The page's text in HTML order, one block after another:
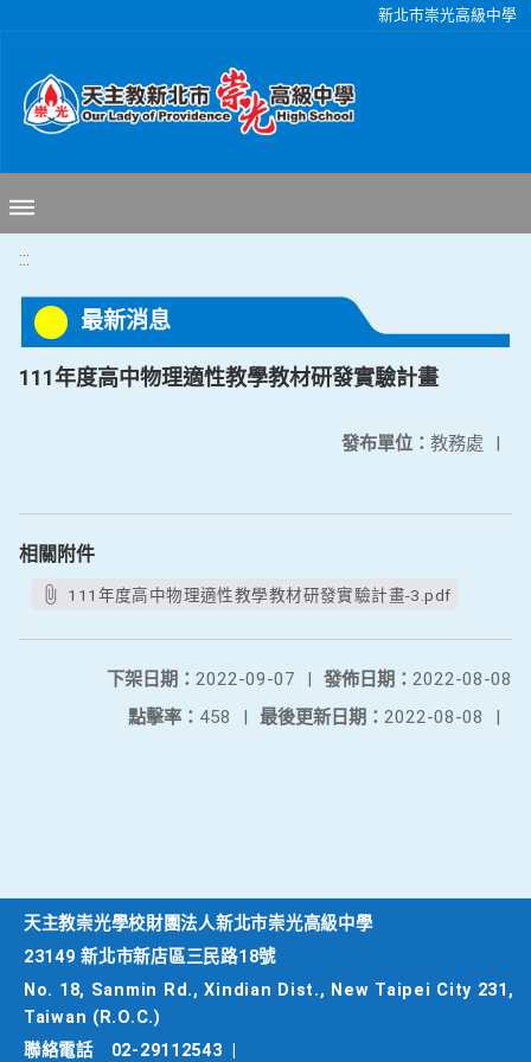
新北市崇光高級中學
:::
最新消息
111年度高中物理適性教學教材研發實驗計畫
發布單位： 教務處 |
相關附件
111年度高中物理適性教學教材研發實驗計畫-3.pdf
發佈日期： 2022-08-08
下架日期： 2022-09-07
|
最後更新日期： 2022-08-08 |
點擊率： 458 |
天主教崇光學校財團法人新北市崇光高級中學
23149 新北市新店區三民路18號
No. 18, Sanmin Rd., Xindian Dist., New Taipei City 231,
Taiwan (R.O.C.)
聯絡電話
02-29112543